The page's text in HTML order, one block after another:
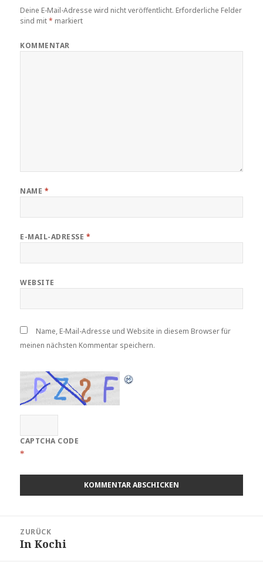
Deine E-Mail-Adresse wird nicht veröffentlicht. Erforderliche Felder
sind mit* markiert
KOMMENTAR
NAME *
E-MAIL-ADRESSE *
WEBSITE
Name, E-Mail-Adresse und Website in diesem Browser für
meinen nächsten Kommentar speichern.
CAPTCHA CODE
*
ZURÜCK
Vorheriger
In Kochi